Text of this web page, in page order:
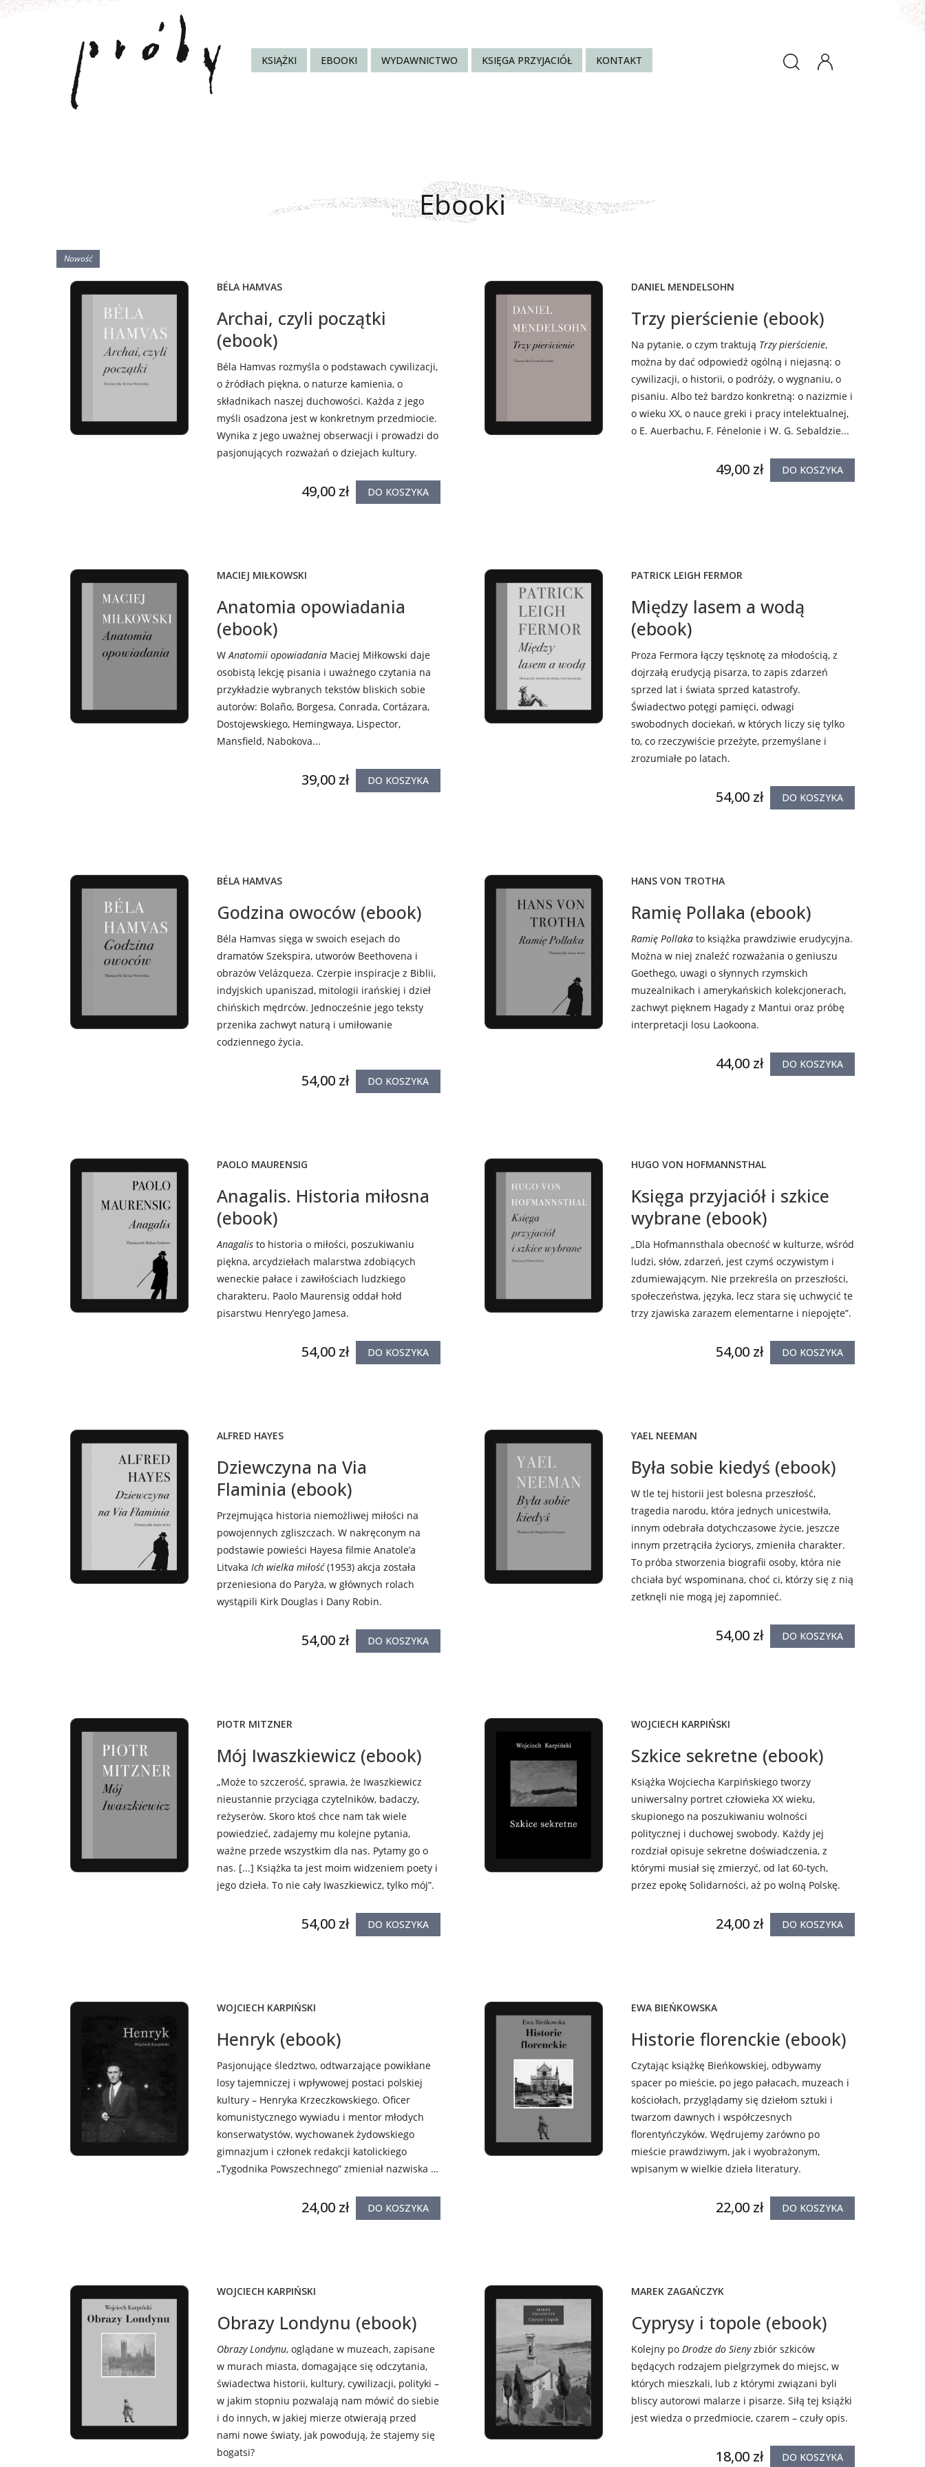
KSIĄŻKI EBOOKI WYDAWNICTWO KSIĘGA PRZYJACIÓŁ KONTAKT
Ebooki
BÉLA HAMVAS
Archai, czyli początki
(ebook)
Béla Hamvas rozmyśla o podstawach cywilizacji,
o źródłach piękna, o naturze kamienia, o
składnikach naszej duchowości. Każda z jego
myśli osadzona jest w konkretnym przedmiocie.
Wynika z jego uważnej obserwacji i prowadzi do
pasjonujących rozważań o dziejach kultury.
49,00 zł DO KOSZYKA
Nowość
DANIEL MENDELSOHN
Trzy pierścienie (ebook)
Na pytanie, o czym traktują Trzy pierścienie,
można by dać odpowiedź ogólną i niejasną: o
cywilizacji, o historii, o podróży, o wygnaniu, o
pisaniu. Albo też bardzo konkretną: o nazizmie i
o wieku XX, o nauce greki i pracy intelektualnej,
o E. Auerbachu, F. Fénelonie i W. G. Sebaldzie...
49,00 zł DO KOSZYKA
MACIEJ MIŁKOWSKI
Anatomia opowiadania
(ebook)
WAnatomii opowiadania Maciej Miłkowski daje
osobistą lekcję pisania i uważnego czytania na
przykładzie wybranych tekstów bliskich sobie
autorów: Bolaño, Borgesa, Conrada, Cortázara,
Dostojewskiego, Hemingwaya, Lispector,
Mansfield, Nabokova...
39,00 zł DO KOSZYKA
PATRICK LEIGH FERMOR
Między lasem a wodą
(ebook)
Proza Fermora łączy tęsknotę za młodością, z
dojrzałą erudycją pisarza, to zapis zdarzeń
sprzed lat i świata sprzed katastrofy.
Świadectwo potęgi pamięci, odwagi
swobodnych dociekań, w których liczy się tylko
to, co rzeczywiście przeżyte, przemyślane i
zrozumiałe po latach.
54,00 zł DO KOSZYKA
BÉLA HAMVAS
Godzina owoców (ebook)
Béla Hamvas sięga w swoich esejach do
dramatów Szekspira, utworów Beethovena i
obrazów Velázqueza. Czerpie inspiracje z Biblii,
indyjskich upaniszad, mitologii irańskiej i dzieł
chińskich mędrców. Jednocześnie jego teksty
przenika zachwyt naturą i umiłowanie
codziennego życia.
54,00 zł DO KOSZYKA
HANS VON TROTHA
Ramię Pollaka (ebook)
Ramię Pollaka to książka prawdziwie erudycyjna.
Można w niej znaleźć rozważania o geniuszu
Goethego, uwagi o słynnych rzymskich
muzealnikach i amerykańskich kolekcjonerach,
zachwyt pięknem Hagady z Mantui oraz próbę
interpretacji losu Laokoona.
44,00 zł DO KOSZYKA
PAOLO MAURENSIG
Anagalis. Historia miłosna
(ebook)
Anagalis to historia o miłości, poszukiwaniu
piękna, arcydziełach malarstwa zdobiących
weneckie pałace i zawiłościach ludzkiego
charakteru. Paolo Maurensig oddał hołd
pisarstwu Henry’ego Jamesa.
54,00 zł DO KOSZYKA
HUGO VON HOFMANNSTHAL
Księga przyjaciół i szkice
wybrane (ebook)
„Dla Hofmannsthala obecność w kulturze, wśród
ludzi, słów, zdarzeń, jest czymś oczywistym i
zdumiewającym. Nie przekreśla on przeszłości,
społeczeństwa, języka, lecz stara się uchwycić te
trzy zjawiska zarazem elementarne i niepojęte”.
54,00 zł DO KOSZYKA
ALFRED HAYES
Dziewczyna na Via
Flaminia (ebook)
Przejmująca historia niemożliwej miłości na
powojennych zgliszczach. W nakręconym na
podstawie powieści Hayesa filmie Anatole’a
Litvaka Ich wielka miłość(1953) akcja została
przeniesiona do Paryża, w głównych rolach
wystąpili Kirk Douglas i Dany Robin.
54,00 zł DO KOSZYKA
YAEL NEEMAN
Była sobie kiedyś (ebook)
W tle tej historii jest bolesna przeszłość,
tragedia narodu, która jednych unicestwiła,
innym odebrała dotychczasowe życie, jeszcze
innym przetrąciła życiorys, zmieniła charakter.
To próba stworzenia biografii osoby, która nie
chciała być wspominana, choć ci, którzy się z nią
zetknęli nie mogą jej zapomnieć.
54,00 zł DO KOSZYKA
PIOTR MITZNER
Mój Iwaszkiewicz (ebook)
„Może to szczerość, sprawia, że Iwaszkiewicz
nieustannie przyciąga czytelników, badaczy,
reżyserów. Skoro ktoś chce nam tak wiele
powiedzieć, zadajemy mu kolejne pytania,
ważne przede wszystkim dla nas. Pytamy go o
nas. [...] Książka ta jest moim widzeniem poety i
jego dzieła. To nie cały Iwaszkiewicz, tylko mój”.
54,00 zł DO KOSZYKA
WOJCIECH KARPIŃSKI
Szkice sekretne (ebook)
Książka Wojciecha Karpińskiego tworzy
uniwersalny portret człowieka XX wieku,
skupionego na poszukiwaniu wolności
politycznej i duchowej swobody. Każdy jej
rozdział opisuje sekretne doświadczenia, z
którymi musiał się zmierzyć, od lat 60-tych,
przez epokę Solidarności, aż po wolną Polskę.
24,00 zł DO KOSZYKA
WOJCIECH KARPIŃSKI
Henryk (ebook)
Pasjonujące śledztwo, odtwarzające powikłane
losy tajemniczej i wpływowej postaci polskiej
kultury – Henryka Krzeczkowskiego. Oficer
komunistycznego wywiadu i mentor młodych
konserwatystów, wychowanek żydowskiego
gimnazjum i członek redakcji katolickiego
„Tygodnika Powszechnego” zmieniał nazwiska i
człowiekiem prawym i konsekwentnym.
24,00 zł DO KOSZYKA
EWA BIEŃKOWSKA
Historie florenckie (ebook)
Czytając książkę Bieńkowskiej, odbywamy
spacer po mieście, po jego pałacach, muzeach i
kościołach, przyglądamy się dziełom sztuki i
twarzom dawnych i współczesnych
florentyńczyków. Wędrujemy zarówno po
mieście prawdziwym, jak i wyobrażonym,
wpisanym w wielkie dzieła literatury.
22,00 zł DO KOSZYKA
WOJCIECH KARPIŃSKI
Obrazy Londynu (ebook)
Obrazy Londynu, oglądane w muzeach, zapisane
w murach miasta, domagające się odczytania,
świadectwa historii, kultury, cywilizacji, polityki –
w jakim stopniu pozwalają nam mówić do siebie
i do innych, w jakiej mierze otwierają przed
nami nowe światy, jak powodują, że stajemy się
bogatsi?
MAREK ZAGAŃCZYK
Cyprysy i topole (ebook)
Kolejny po Drodze do Sienyzbiór szkiców
będących rodzajem pielgrzymek do miejsc, w
których mieszkali, lub z którymi związani byli
bliscy autorowi malarze i pisarze. Siłą tej książki
jest wiedza o przedmiocie, czarem – czuły opis.
18,00 zł DO KOSZYKA